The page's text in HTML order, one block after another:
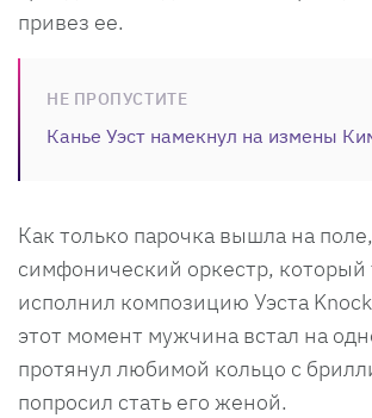
привез ее.
НЕ ПРОПУСТИТЕ
Канье Уэст намекнул на измены
Как только парочка вышла на
симфонический оркестр, который
исполнил композицию Уэста
этот момент мужчина встал на
протянул любимой кольцо с
попросил стать его женой.